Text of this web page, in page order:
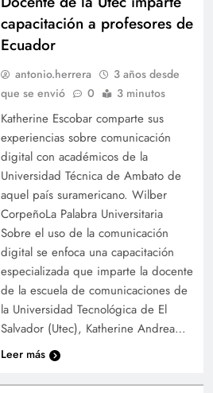
capacitación a profesores de
Ecuador
antonio.herrera
3 años desde
que se envió
0 3 minutos
Katherine Escobar comparte sus
experiencias sobre comunicación
digital con académicos de la
Universidad Técnica de Ambato de
aquel país suramericano. Wilber
CorpeñoLa Palabra Universitaria
Sobre el uso de la comunicación
digital se enfoca una capacitación
especializada que imparte la docente
de la escuela de comunicaciones de
la Universidad Tecnológica de El
Salvador (Utec), Katherine Andrea…
Leer más